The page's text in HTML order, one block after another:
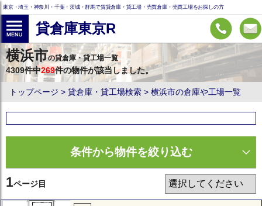
東京・埼玉・神奈川・千葉・茨城・群馬で賃貸倉庫・貸工場・売買倉庫・売買工場をお探しの方
貸倉庫東京R
横浜市の貸倉庫・貸工場一覧
4309件中269件の物件が該当しました。
トップページ 貸倉庫・貸工場検索 横浜市の倉庫や工場一覧
条件から物件を絞り込む
1ページ目